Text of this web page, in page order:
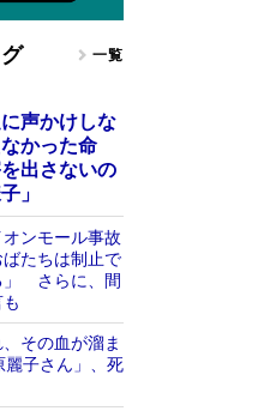
一覧
声かけしな
なかった命
出さないの
」
ンモール事故
たちは制止で
」 さらに、間
その血が溜ま
子さん」、死